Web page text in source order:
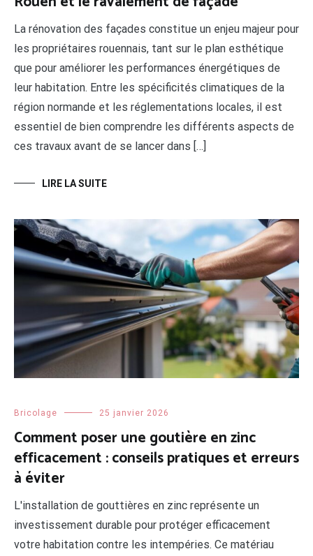
La rénovation des façades constitue un enjeu majeur pour
les propriétaires rouennais, tant sur le plan esthétique
que pour améliorer les performances énergétiques de
leur habitation. Entre les spécificités climatiques de la
région normande et les réglementations locales, il est
essentiel de bien comprendre les différents aspects de
ces travaux avant de se lancer dans […]
LIRE LA SUITE
Bricolage 25 janvier 2026
Comment poser une goutière en zinc
efficacement : conseils pratiques et erreurs
à éviter
L'installation de gouttières en zinc représente un
investissement durable pour protéger efficacement
votre habitation contre les intempéries. Ce matériau